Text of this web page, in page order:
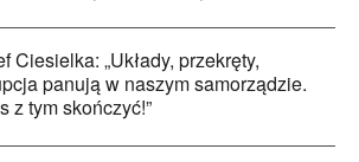
Ciesielka: „Układy, przekręty,
panują w naszym samorządzie.
z tym skończyć!”